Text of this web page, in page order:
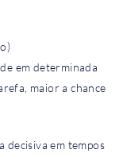
em determinada
maior a chance
decisiva em tempos